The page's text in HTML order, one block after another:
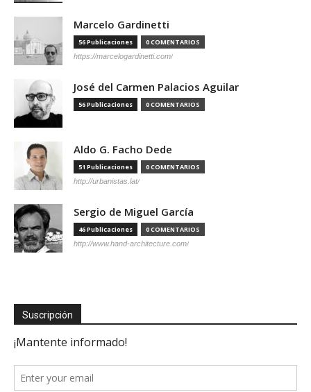
Marcelo Gardinetti
56 Publicaciones 0 COMENTARIOS
https://marcelogardinetti.com/
José del Carmen Palacios Aguilar
56 Publicaciones 0 COMENTARIOS
Aldo G. Facho Dede
51 Publicaciones 0 COMENTARIOS
http://urbanistas.lat/
Sergio de Miguel García
46 Publicaciones 0 COMENTARIOS
http://www.hand-architecture.com/
Suscripción